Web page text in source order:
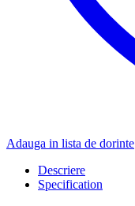
Adauga in lista de dorinte
Descriere
Specification